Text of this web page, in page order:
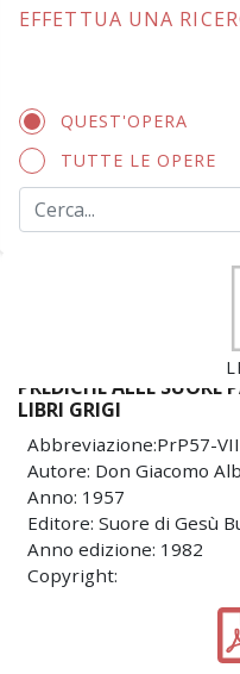
EFFETTUA UNA
QUEST'OPERA
TUTTE LE OPERE
PREDICHE ALLE SUORE
LIBRI GRIGI
Abbreviazione:PrP57-
Autore: Don Giacomo
Anno: 1957
Editore: Suore di Gesù
Anno edizione: 1982
Copyright: